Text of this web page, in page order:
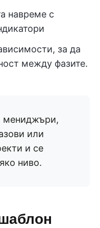
навреме с
за да
между фазите.
мениджъри,
или
и се
ниво.